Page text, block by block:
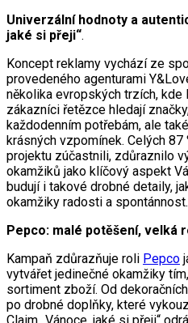
Univerzální hodnoty a
jaké si přeji“.
Koncept reklamy vychází ze
provedeného agenturami
několika evropských trzích,
zákazníci řetězce hledají
každodenním potřebám, ale
krásných vzpomínek. Celých
projektu zúčastnili, zdůraznilo
okamžiků jako klíčový aspekt
budují i takové drobné detaily,
okamžiky radosti a spontánnost.
Pepco: malé potěšení, velká
Kampaň zdůrazňuje roli Pepco
vytvářet jedinečné okamžiky
sortiment zboží. Od
po drobné doplňky, které